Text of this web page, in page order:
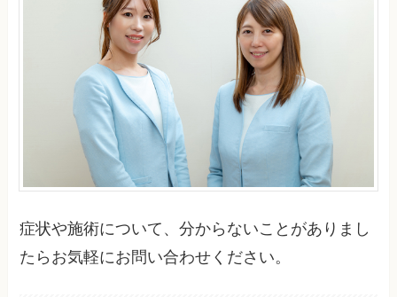
症状や施術について、分からないことがありまし
たらお気軽にお問い合わせください。